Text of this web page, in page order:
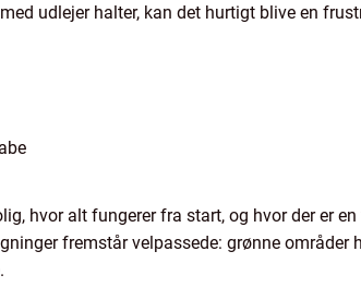
udlejer halter, kan det hurtigt blive en
hvor alt fungerer fra start, og hvor der er
fremstår velpassede: grønne